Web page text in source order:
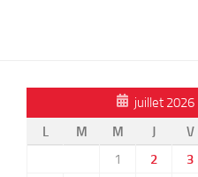
juillet 2026
L
M M J V
1
2 3